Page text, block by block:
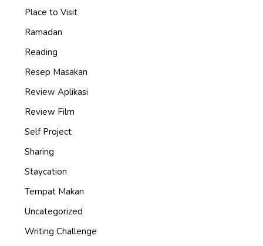
Place to Visit
Ramadan
Reading
Resep Masakan
Review Aplikasi
Review Film
Self Project
Sharing
Staycation
Tempat Makan
Uncategorized
Writing Challenge